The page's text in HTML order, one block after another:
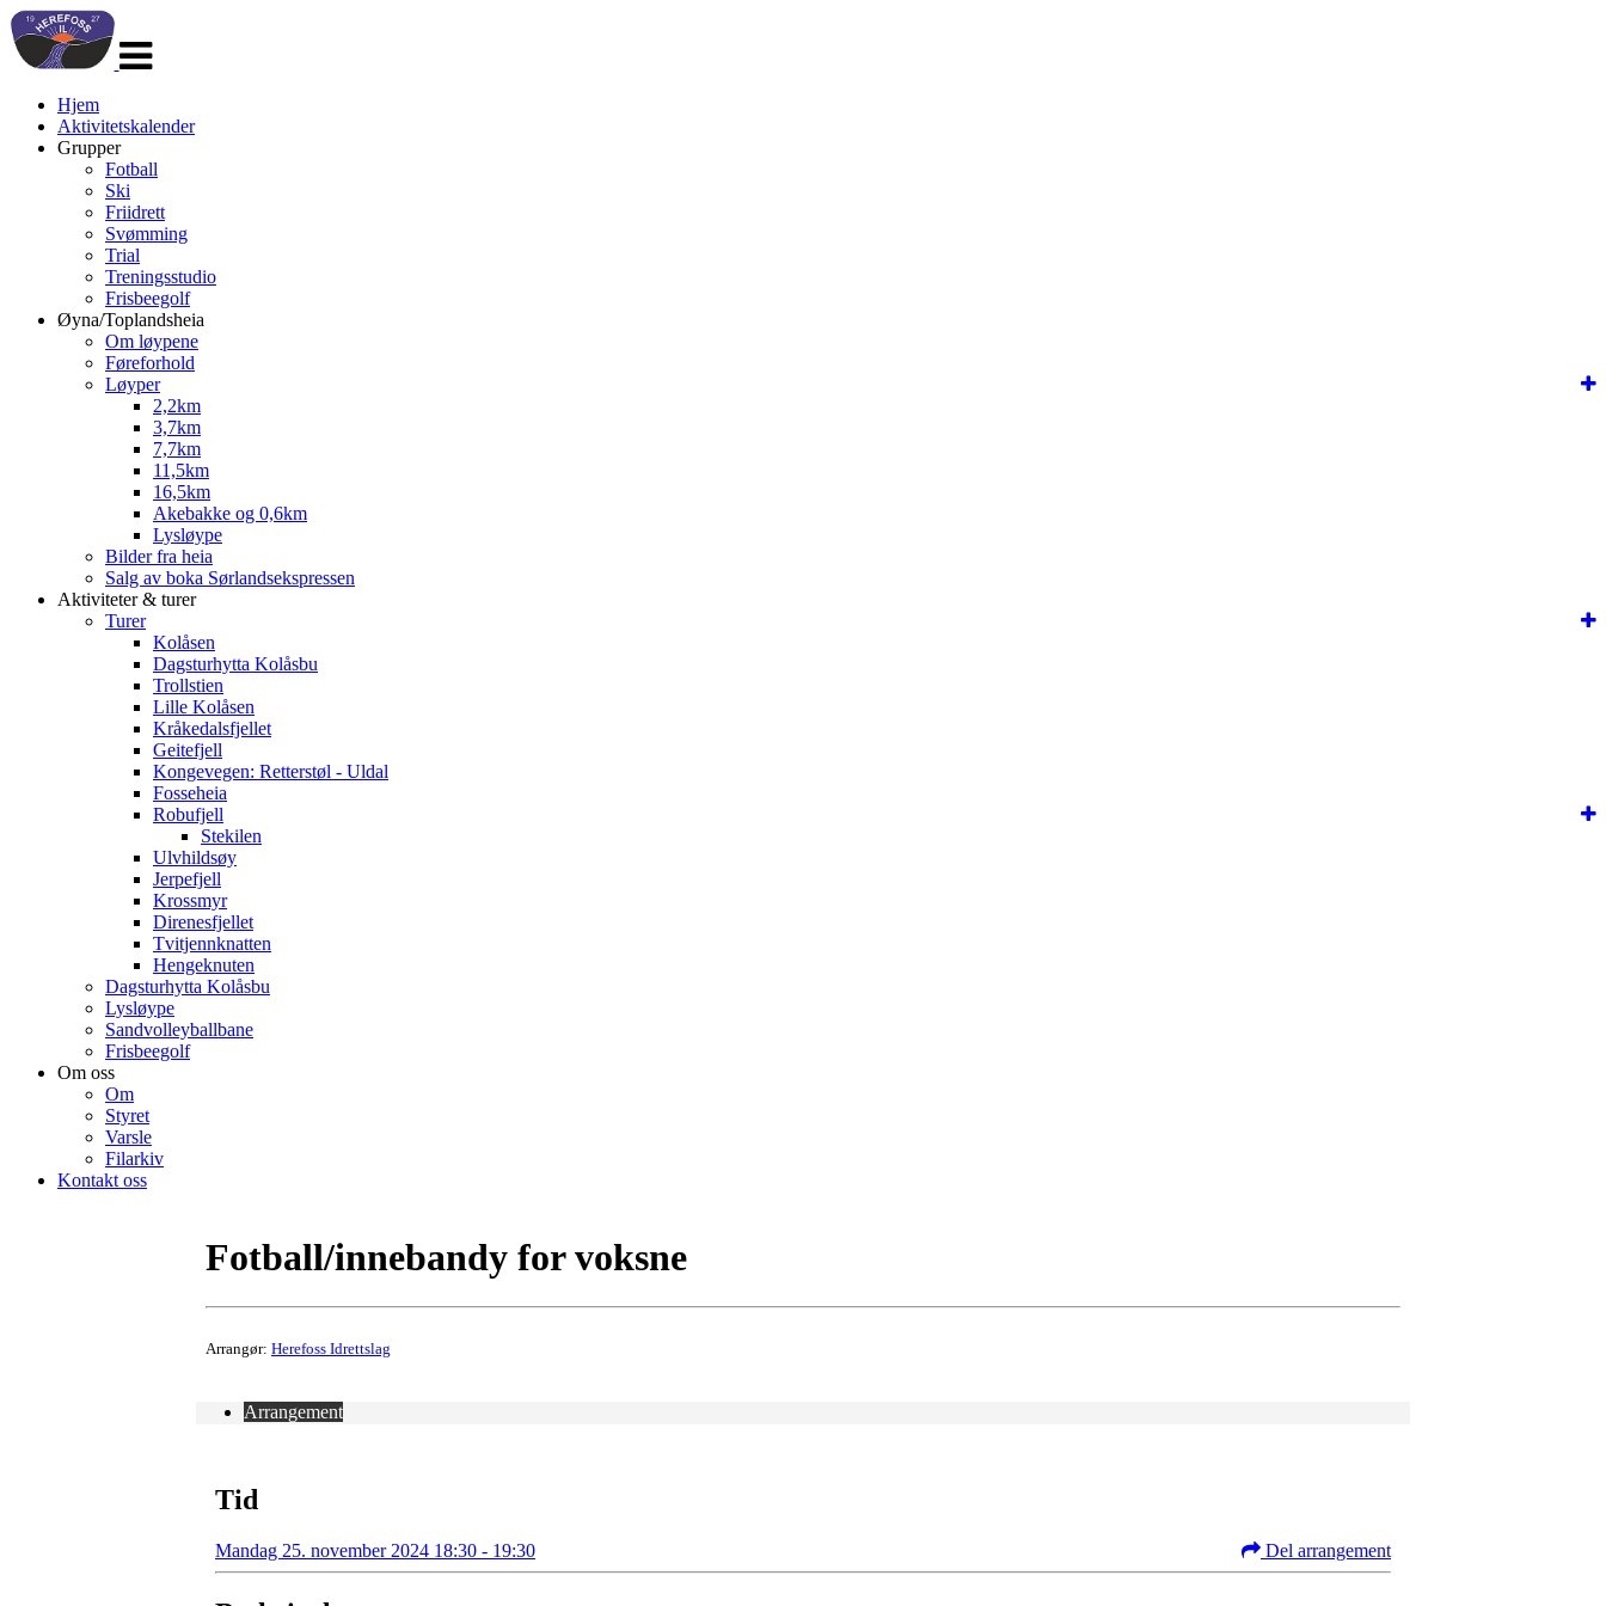
navigasjon
Hjem
Aktivitetskalender
Grupper
Fotball
Ski
Friidrett
Svømming
Trial
Treningsstudio
Frisbeegolf
Øyna/Toplandsheia
Om løypene
Føreforhold
Løyper
2,2km
3,7km
7,7km
11,5km
16,5km
Akebakke og 0,6km
Lysløype
Bilder fra heia
Salg av boka Sørlandsekspressen
Aktiviteter & turer
Turer
Kolåsen
Dagsturhytta Kolåsbu
Trollstien
Lille Kolåsen
Kråkedalsfjellet
Geitefjell
Kongevegen: Retterstøl - Uldal
Fosseheia
Robufjell
Stekilen
Ulvhildsøy
Jerpefjell
Krossmyr
Direnesfjellet
Tvitjennknatten
Hengeknuten
Dagsturhytta Kolåsbu
Lysløype
Sandvolleyballbane
Frisbeegolf
Om oss
Om
Styret
Varsle
Filarkiv
Kontakt oss
Fotball/innebandy for voksne
Arrangør: Herefoss Idrettslag
Arrangement
Tid
Mandag 25. november 2024 18:30 - 19:30 Del arrangement